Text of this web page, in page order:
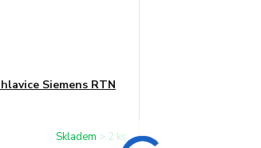
Siemens RTN
Skladem > 2 ks